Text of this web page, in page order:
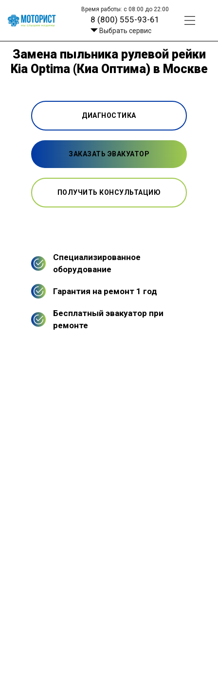
Время работы: с 08:00 до 22:00
8 (800) 555-93-61
Выбрать сервис
Замена пыльника рулевой рейки
Kia Optima (Киа Оптима) в Москве
ДИАГНОСТИКА
ЗАКАЗАТЬ ЭВАКУАТОР
ПОЛУЧИТЬ КОНСУЛЬТАЦИЮ
Специализированное
оборудование
Гарантия на ремонт 1 год
Бесплатный эвакуатор при
ремонте